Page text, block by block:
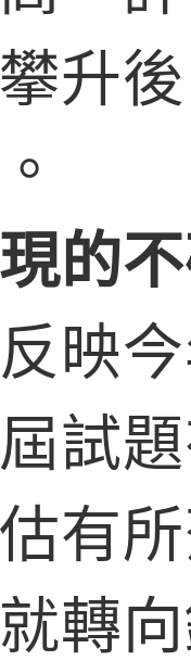
升
的
映
試
有
轉